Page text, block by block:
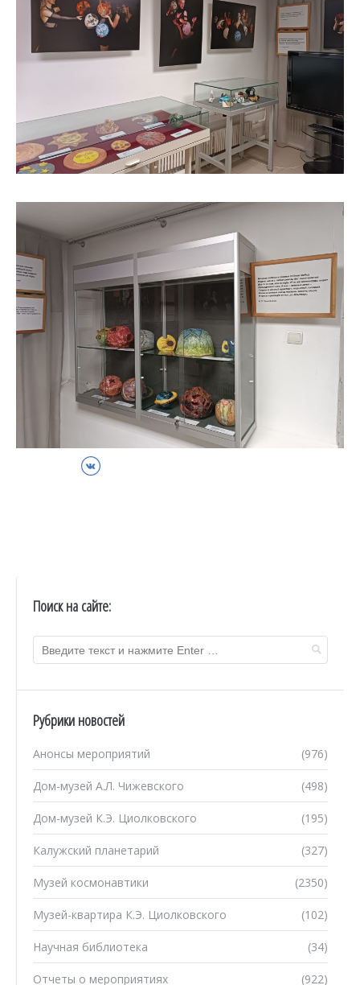
ВКонтакте
Поиск на сайте:
Рубрики новостей
(976)
Анонсы мероприятий
(498)
Дом-музей А.Л. Чижевского
(195)
Дом-музей К.Э. Циолковского
(327)
Калужский планетарий
(2350)
Музей космонавтики
(102)
Музей-квартира К.Э. Циолковского
(34)
Научная библиотека
(922)
Отчеты о мероприятиях